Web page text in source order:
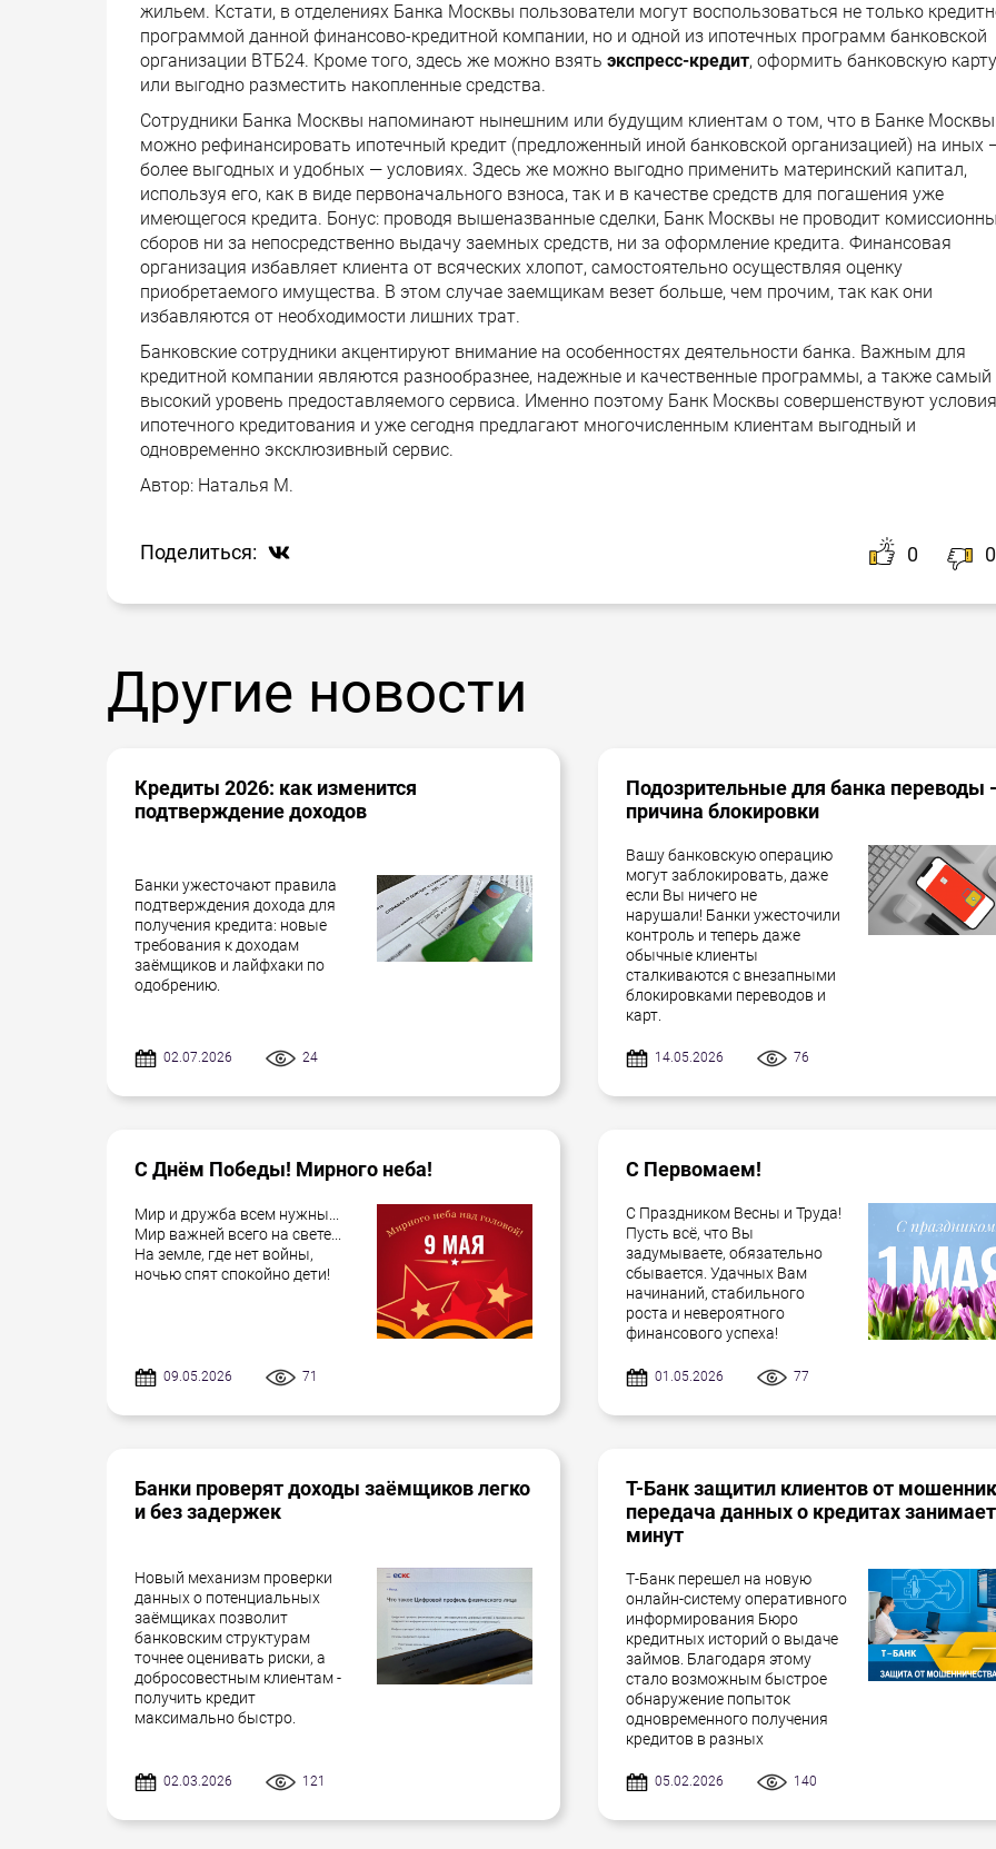
жильем. Кстати, в отделениях Банка Москвы пользователи могут воспользоваться не только
программой данной финансово-кредитной компании, но и одной из ипотечных программ банковской
организации ВТБ24. Кроме того, здесь же можно взять экспресс-кредит, оформить банковскую карту
или выгодно разместить накопленные средства.
Сотрудники Банка Москвы напоминают нынешним или будущим клиентам о том, что в Банке Москвы
можно рефинансировать ипотечный кредит (предложенный иной банковской организацией) на иных
более выгодных и удобных — условиях. Здесь же можно выгодно применить материнский капитал,
используя его, как в виде первоначального взноса, так и в качестве средств для погашения уже
имеющегося кредита. Бонус: проводя вышеназванные сделки, Банк Москвы не проводит
сборов ни за непосредственно выдачу заемных средств, ни за оформление кредита. Финансовая
организация избавляет клиента от всяческих хлопот, самостоятельно осуществляя оценку
приобретаемого имущества. В этом случае заемщикам везет больше, чем прочим, так как они
избавляются от необходимости лишних трат.
Банковские сотрудники акцентируют внимание на особенностях деятельности банка. Важным для
кредитной компании являются разнообразнее, надежные и качественные программы, а также самый
высокий уровень предоставляемого сервиса. Именно поэтому Банк Москвы совершенствуют условия
ипотечного кредитования и уже сегодня предлагают многочисленным клиентам выгодный и
одновременно эксклюзивный сервис.
Автор: Наталья М.
Поделиться: 0 0
Другие новости
Кредиты 2026: как изменится
подтверждение доходов
Банки ужесточают правила
подтверждения дохода для
получения кредита: новые
требования к доходам
заёмщиков и лайфхаки по
одобрению.
02.07.2026 24
Подозрительные для банка переводы -
причина блокировки
Вашу банковскую операцию
могут заблокировать, даже
если Вы ничего не
нарушали! Банки ужесточили
контроль и теперь даже
обычные клиенты
сталкиваются с внезапными
блокировками переводов и
карт.
14.05.2026 76
С Днём Победы! Мирного неба!
Мир и дружба всем нужны...
Мир важней всего на свете...
На земле, где нет войны,
ночью спят спокойно дети!
09.05.2026 71
С Первомаем!
С Праздником Весны и Труда!
Пусть всё, что Вы
задумываете, обязательно
сбывается. Удачных Вам
начинаний, стабильного
роста и невероятного
финансового успеха!
01.05.2026 77
Банки проверят доходы заёмщиков легко
и без задержек
Новый механизм проверки
данных о потенциальных
заёмщиках позволит
банковским структурам
точнее оценивать риски, а
добросовестным клиентам -
получить кредит
максимально быстро.
02.03.2026 121
Т-Банк защитил клиентов от
передача данных о кредитах
минут
Т-Банк перешел на новую
онлайн-систему оперативного
информирования Бюро
кредитных историй о выдаче
займов. Благодаря этому
стало возможным быстрое
обнаружение попыток
одновременного получения
кредитов в разных
05.02.2026 140